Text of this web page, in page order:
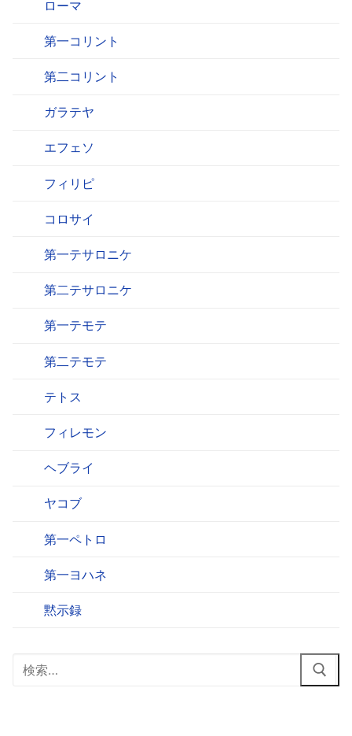
ローマ
第一コリント
第二コリント
ガラテヤ
エフェソ
フィリピ
コロサイ
第一テサロニケ
第二テサロニケ
第一テモテ
第二テモテ
テトス
フィレモン
ヘブライ
ヤコブ
第一ペトロ
第一ヨハネ
黙示録